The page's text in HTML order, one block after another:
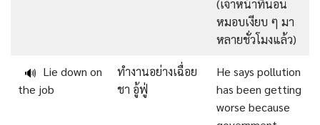
(เจ้าหน้าที่นอน
หมอบเงียบ ๆ มา
หลายชั่วโมงแล้ว)
🔊 Lie down on
the job
ทำงานอย่างเฉื่อย
ชา อู้ฟู่
He says pollution
has been getting
worse because